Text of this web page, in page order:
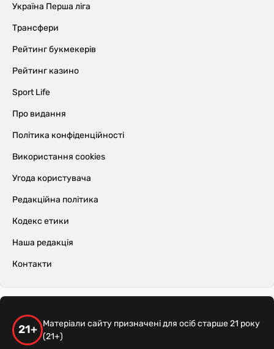
Україна Перша ліга
Трансфери
Рейтинг букмекерів
Рейтинг казино
Sport Life
Про видання
Політика конфіденційності
Використання cookies
Угода користувача
Редакційна політика
Кодекс етики
Наша редакція
Контакти
21+
Матеріали сайту призначені для осіб старше 21 року
(21+)